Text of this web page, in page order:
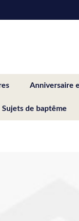
Anniversaire
Sujets de baptême